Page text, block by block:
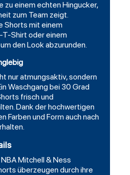
zu einem echten Hingucker,
zum Team zeigt.
Shorts mit einem
Shirt oder einem
den Look abzurunden.
nur atmungsaktiv, sondern
Waschgang bei 30 Grad
frisch und
Dank der hochwertigen
Farben und Form auch nach
Mitchell & Ness
überzeugen durch ihre